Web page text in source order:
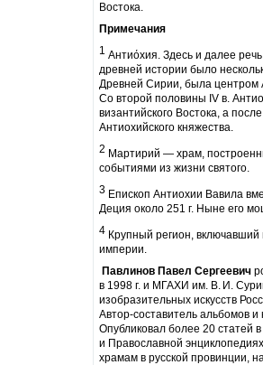
Востока.
Примечания
1 Антиόхия. Здесь и далее
древней истории было
Древней Сирии, была центром
Со второй половины IV в.
византийского Востока, а
Антиохийского княжества.
2 Мартирий — храм,
событиями из жизни святого.
3 Епископ Антиохии Вавила
Деция около 251 г. Ныне его
4 Крупный регион,
империи.
Павлинов Павел Сергеевич
в 1998 г. и МГАХИ им. В. И.
изобразительных искусств
Автор-составитель альбомов и
Опубликовал более 20 статей
и Православной
храмам в русской провинции,